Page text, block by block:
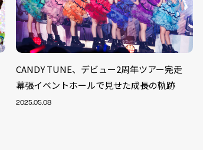
CANDY TUNE、デビュー2周年ツアー完走
幕張イベントホールで見せた成長の軌跡
2025.05.08